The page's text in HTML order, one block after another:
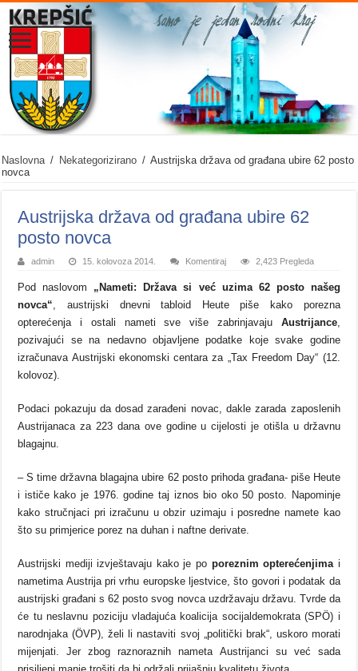
Naslovna / Nekategorizirano / Austrijska država od građana ubire 62 posto
novca
Austrijska država od građana ubire 62
posto novca
admin 15. kolovoza 2014. Komentiraj 2,423 Pregleda
Pod naslovom „Nameti: Država si već uzima 62 posto našeg
novca“, austrijski dnevni tabloid Heute piše kako porezna
opterećenja i ostali nameti sve više zabrinjavaju Austrijance,
pozivajući se na nedavno objavljene podatke koje svake godine
izračunava Austrijski ekonomski centara za „Tax Freedom Day“ (12.
kolovoz).
Podaci pokazuju da dosad zarađeni novac, dakle zarada zaposlenih
Austrijanaca za 223 dana ove godine u cijelosti je otišla u državnu
blagajnu.
– S time državna blagajna ubire 62 posto prihoda građana- piše Heute
i ističe kako je 1976. godine taj iznos bio oko 50 posto. Napominje
kako stručnjaci pri izračunu u obzir uzimaju i posredne namete kao
što su primjerice porez na duhan i naftne derivate.
Austrijski mediji izvještavaju kako je po poreznim opterećenjimai
nametima Austrija pri vrhu europske ljestvice, što govori i podatak da
austrijski građani s 62 posto svog novca uzdržavaju državu. Tvrde da
će tu neslavnu poziciju vladajuća koalicija socijaldemokrata (SPÖ) i
narodnjaka (ÖVP), želi li nastaviti svoj „politički brak“, uskoro morati
mijenjati. Jer zbog raznoraznih nameta Austrijanci su već sada